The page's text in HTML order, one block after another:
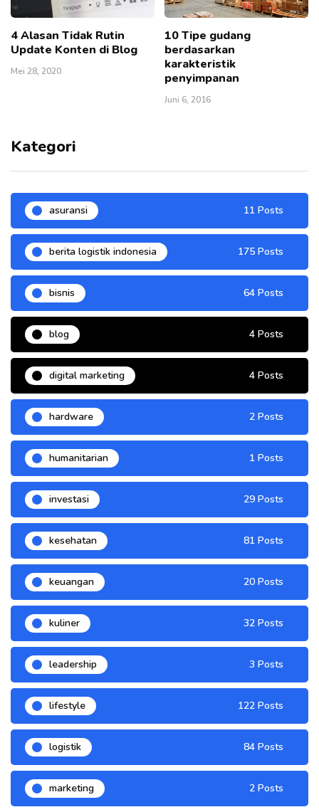
4 Alasan Tidak Rutin
Update Konten di Blog
Mei 28, 2020
10 Tipe gudang
berdasarkan
karakteristik
penyimpanan
Juni 6, 2016
Kategori
asuransi 11 Posts
berita logistik indonesia 175 Posts
bisnis 64 Posts
blog 4 Posts
digital marketing 4 Posts
hardware 2 Posts
humanitarian 1 Posts
investasi 29 Posts
kesehatan 81 Posts
keuangan 20 Posts
kuliner 32 Posts
leadership 3 Posts
lifestyle 122 Posts
logistik 84 Posts
marketing 2 Posts